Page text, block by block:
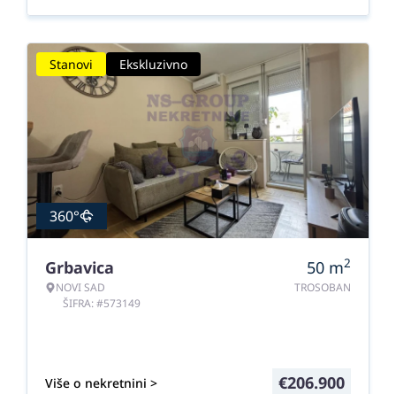
Stanovi Ekskluzivno
360°
Grbavica
NOVI SAD
ŠIFRA: #573149
50 m2
TROSOBAN
Više o nekretnini > €206.900